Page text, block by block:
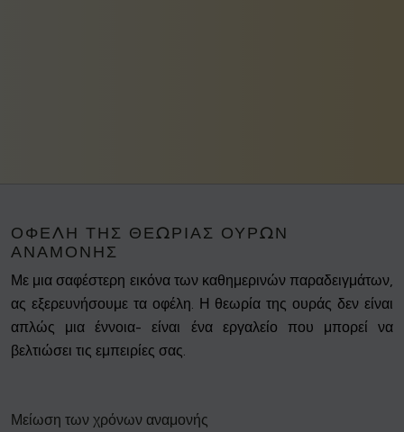
ΟΦΈΛΗ ΤΗΣ ΘΕΩΡΊΑΣ ΟΥΡΏΝ
ΑΝΑΜΟΝΉΣ
Με μια σαφέστερη εικόνα των καθημερινών παραδειγμάτων,
ας εξερευνήσουμε τα οφέλη. Η θεωρία της ουράς δεν είναι
απλώς μια έννοια- είναι ένα εργαλείο που μπορεί να
βελτιώσει τις εμπειρίες σας.
Μείωση των χρόνων αναμονής